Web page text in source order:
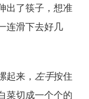
出了筷子，想准
连滑下去好几
起来， 左手按住
菜切成一个个的